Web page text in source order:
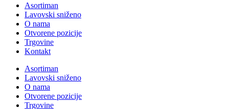
Asortiman
Lavovski sniženo
O nama
Otvorene pozicije
Trgovine
Kontakt
Asortiman
Lavovski sniženo
O nama
Otvorene pozicije
Trgovine